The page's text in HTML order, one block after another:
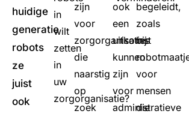
huidige
generatie
robots
ze
juist
ook
in
wilt
zetten
in
uw
zorgorganisatie?
zijn
voor
zorgorganisaties
die
naarstig
op
zoek
ook
een
uitkomst
kunnen
zijn
voor
administratieve
begeleidt,
zoals
bij
voor
mensen
die